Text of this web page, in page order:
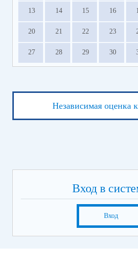
13 14 15 16
20 21 22 23
27 28 29 30
Независимая оценка
Вход в
Вход